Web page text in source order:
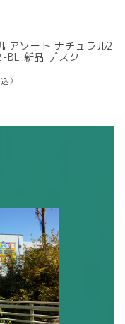
アソート ナチュラル2
BL 新品 デスク
）